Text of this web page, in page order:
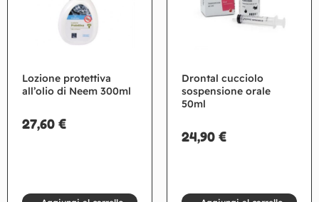
Lozione protettiva
all’olio di Neem 300ml
27,60 €
Drontal cucciolo
sospensione orale
50ml
24,90 €